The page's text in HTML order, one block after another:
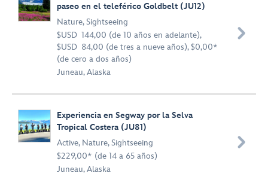
paseo en el teleférico Goldbelt (JU12)
Nature,Sightseeing
$USD 144,00 (de 10 años en adelante),
$USD 84,00 (de tres a nueve años), $0,00*
(de cero a dos años)
Juneau, Alaska

Experiencia en Segway por la Selva
Tropical Costera (JU81)
Active, Nature,Sightseeing
$229,00* (de 14 a 65 años)
Juneau, Alaska
